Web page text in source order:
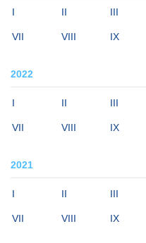
I II III
VII VIII IX
2022
I II III
VII VIII IX
2021
I II III
VII VIII IX